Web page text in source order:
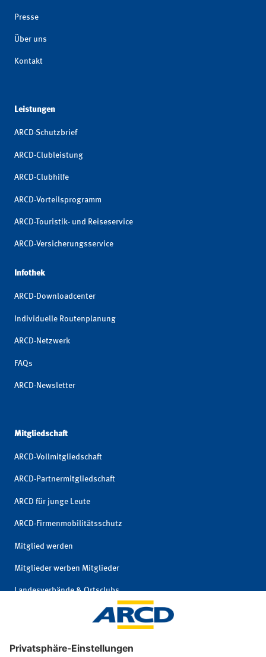
Presse
Über uns
Kontakt
Leistungen
ARCD-Schutzbrief
ARCD-Clubleistung
ARCD-Clubhilfe
ARCD-Vorteilsprogramm
ARCD-Touristik- und Reiseservice
ARCD-Versicherungsservice
Infothek
ARCD-Downloadcenter
Individuelle Routenplanung
ARCD-Netzwerk
FAQs
ARCD-Newsletter
Mitgliedschaft
ARCD-Vollmitgliedschaft
ARCD-Partnermitgliedschaft
ARCD für junge Leute
ARCD-Firmenmobilitätsschutz
Mitglied werden
Mitglieder werben Mitglieder
Landesverbände & Ortsclubs
Mitgliedschaft kündigen